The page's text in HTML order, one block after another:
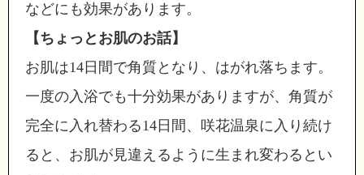
などにも効果があります。
【ちょっとお肌のお話】
お肌は14日間で角質となり、はがれ落ちます。
一度の入浴でも十分効果がありますが、角質が
完全に入れ替わる14日間、咲花温泉に入り続け
ると、お肌が見違えるように生まれ変わるとい